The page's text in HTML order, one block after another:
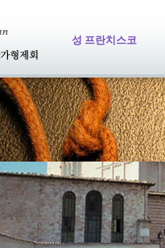
성 프란치스코